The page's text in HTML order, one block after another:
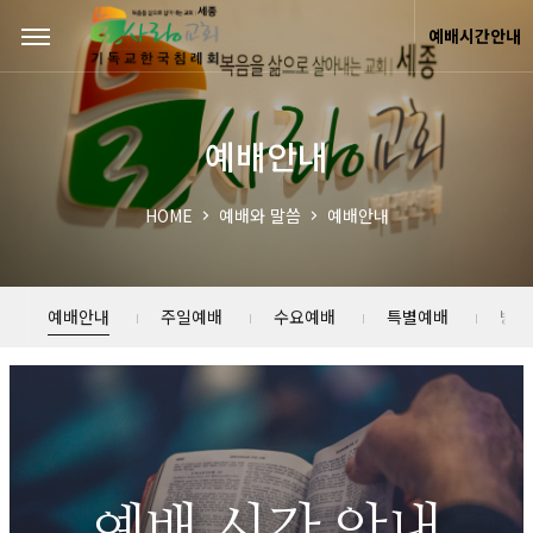
예배시간안내
예배안내
HOME 예배와 말씀 예배안내
예배안내 주일예배 수요예배 특별예배 방